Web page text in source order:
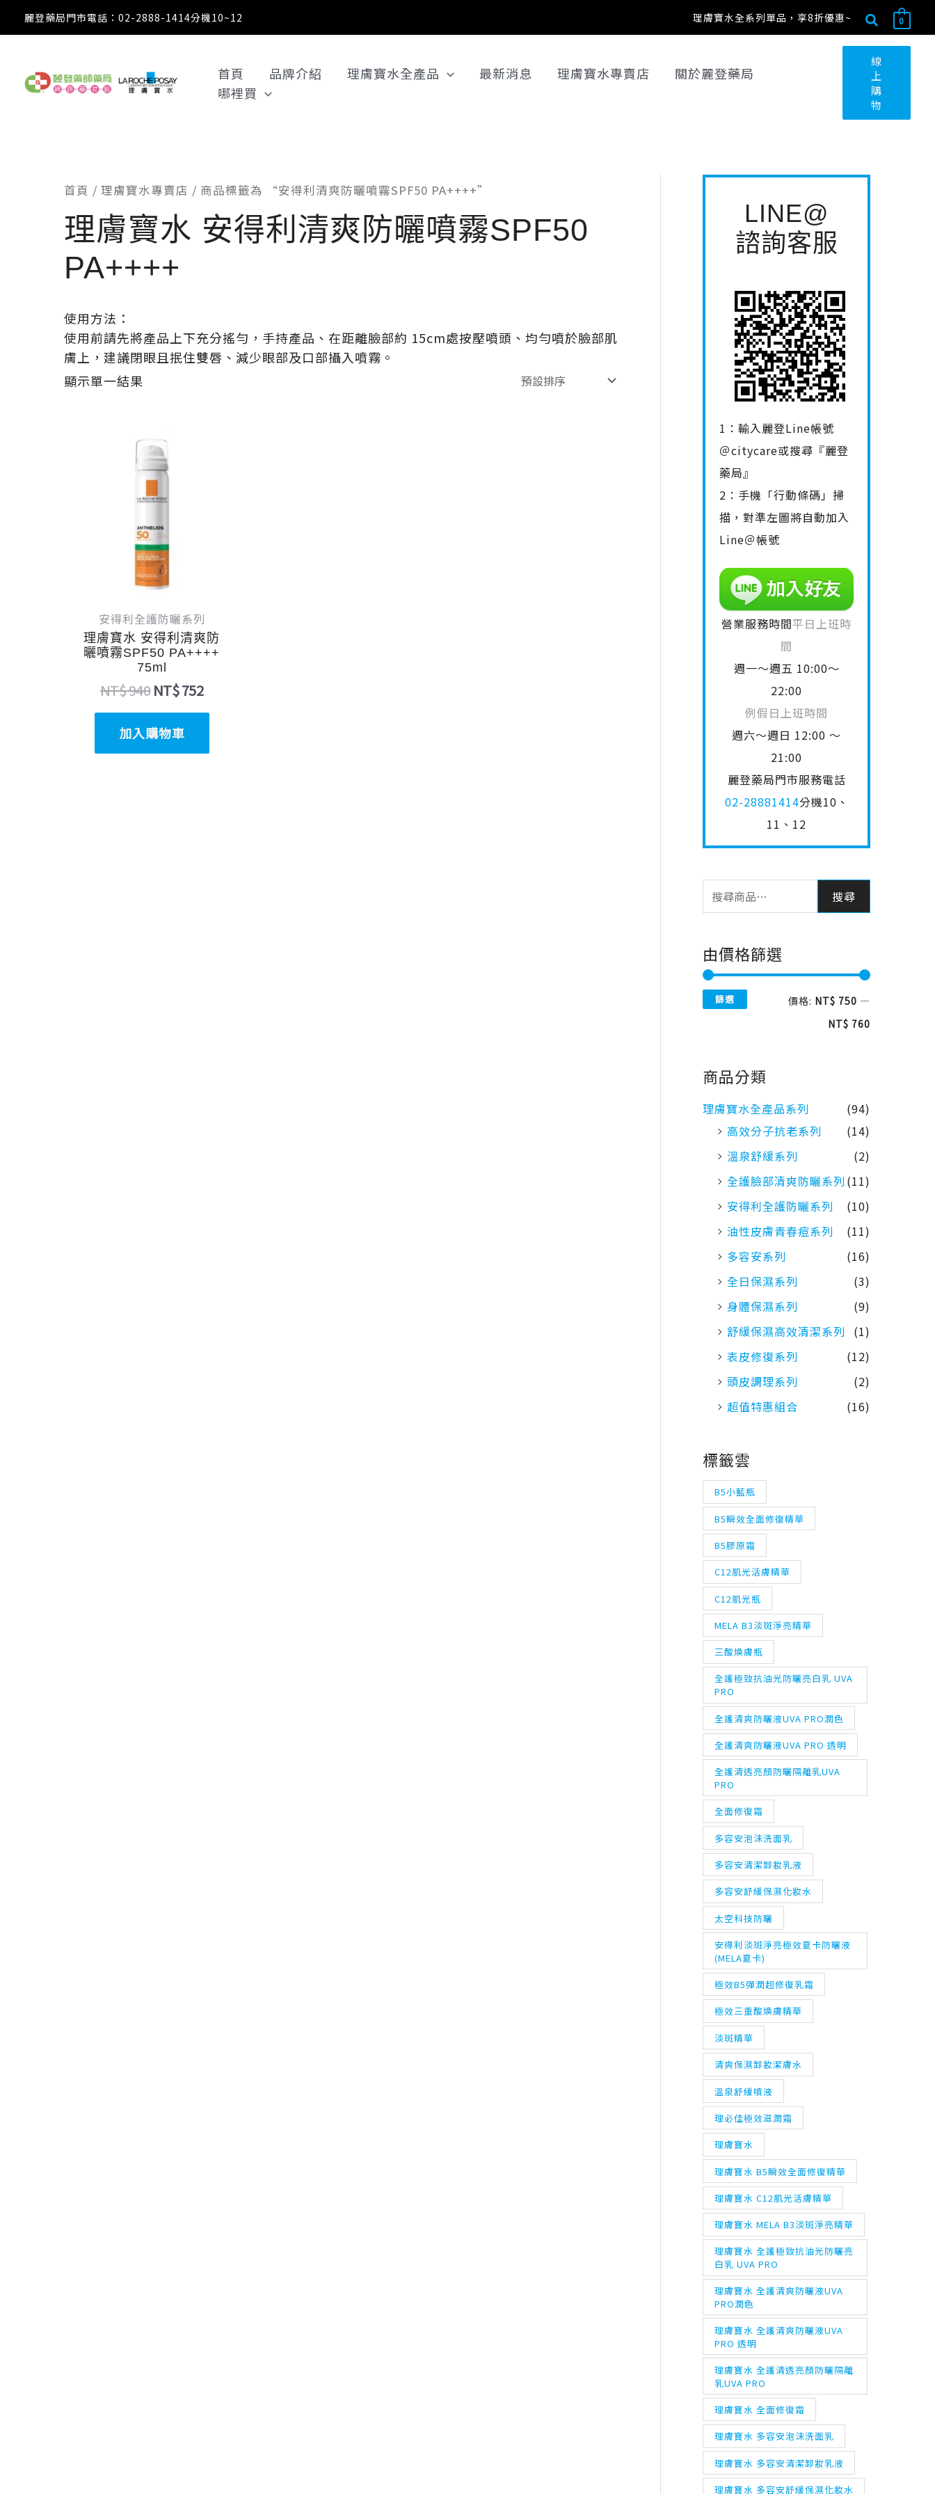
麗登藥局門市電話：02-2888-1414分機10~12 理膚寶水全系列單品，享8折優惠~
搜
尋
0
首頁 品牌介紹 理膚寶水全產品 最新消息 理膚寶水專賣店
關於麗登藥局
哪裡買
線
上
購
物
首頁 / 理膚寶水專賣店 / 商品標籤為 “安得利清爽防曬噴霧SPF50 PA++++”
理膚寶水 安得利清爽防曬噴霧SPF50
PA++++
使用方法：
使用前請先將產品上下充分搖勻，手持產品、在距離臉部約 15cm處按壓噴頭、均勻噴於臉部肌
膚上，建議閉眼且抿住雙唇、減少眼部及口部攝入噴霧。
顯示單一結果
安得利全護防曬系列
理膚寶水 安得利清爽防
曬噴霧SPF50 PA++++
75ml
NT$940
始
價
NT$ 940。
NT$752
加入購物車
LINE@
諮詢客服
1：輸入麗登Line帳號
＠citycare或搜尋『麗登
藥局』
2：手機「行動條碼」掃
描，對準左圖將自動加入
Line＠帳號
營業服務時間平日上班時
間
週一～週五 10:00～
22:00
例假日上班時間
週六～週日 12:00 ～
21:00
麗登藥局門市服務電話
02-28881414分機10、
11、12
搜
尋
鍵
搜尋
由價格篩選
最
低
價
格
最
高
價
格
篩選 價格: NT$ 750 —
NT$ 760
商品分類
理膚寶水全產品系列
(94)
高效分子抗老系列
(14)
溫泉舒緩系列
(2)
全護臉部清爽防曬系列 (11)
安得利全護防曬系列
(10)
油性皮膚青春痘系列
(11)
多容安系列
(16)
全日保濕系列
(3)
身體保濕系列
(9)
舒緩保濕高效清潔系列
(1)
表皮修復系列
(12)
頭皮調理系列
(2)
超值特惠組合
(16)
標籤雲
B5小藍瓶
B5瞬效全面修復精華
B5膠原霜
C12肌光活膚精華
C12肌光瓶
MELA B3淡斑淨亮精華
三酸煥膚瓶
全護極致抗油光防曬亮白乳 UVA
PRO
全護清爽防曬液UVA PRO潤色
全護清爽防曬液UVA PRO 透明
全護清透亮顏防曬隔離乳UVA
PRO
全面修復霜
多容安泡沫洗面乳
多容安清潔卸妝乳液
多容安舒緩保濕化妝水
太空科技防曬
安得利淡斑淨亮極效夏卡防曬液
(MELA夏卡)
極效B5彈潤超修復乳霜
極效三重酸煥膚精華
淡斑精華
清爽保濕卸妝潔膚水
溫泉舒緩噴液
理必佳極效滋潤霜
理膚寶水
理膚寶水 B5瞬效全面修復精華
理膚寶水 C12肌光活膚精華
理膚寶水 MELA B3淡斑淨亮精華
理膚寶水 全護極致抗油光防曬亮
白乳 UVA PRO
理膚寶水 全護清爽防曬液UVA
PRO潤色
理膚寶水 全護清爽防曬液UVA
PRO 透明
理膚寶水 全護清透亮顏防曬隔離
乳UVA PRO
理膚寶水 全面修復霜
理膚寶水 多容安泡沫洗面乳
理膚寶水 多容安清潔卸妝乳液
理膚寶水 多容安舒緩保濕化妝水